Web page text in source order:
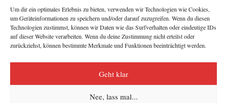
Um dir ein optimales Erlebnis zu bieten, verwenden wir Technologien wie Cookies,
um Geräteinformationen zu speichern und/oder darauf zuzugreifen. Wenn du diesen
Technologien zustimmst, können wir Daten wie das Surfverhalten oder eindeutige IDs
auf dieser Website verarbeiten. Wenn du deine Zustimmung nicht erteilst oder
zurückziehst, können bestimmte Merkmale und Funktionen beeinträchtigt werden.
Geht klar
Nee, lass mal...
MERCH (18)
DEF BEAT RADIO (5)
PRINTMEDIEN (7)